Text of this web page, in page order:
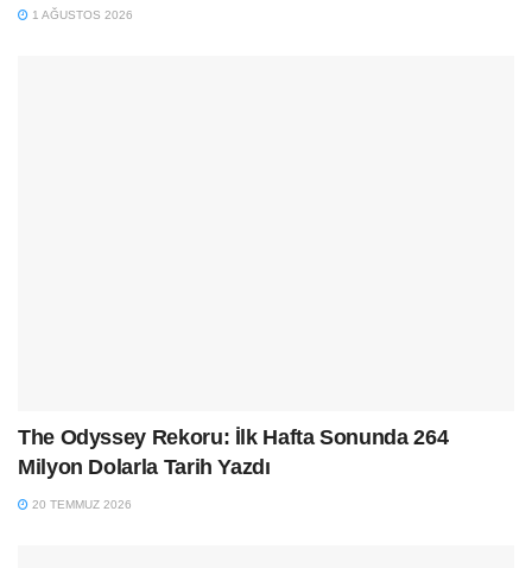
1 AĞUSTOS 2026
The Odyssey Rekoru: İlk Hafta Sonunda 264
Milyon Dolarla Tarih Yazdı
20 TEMMUZ 2026